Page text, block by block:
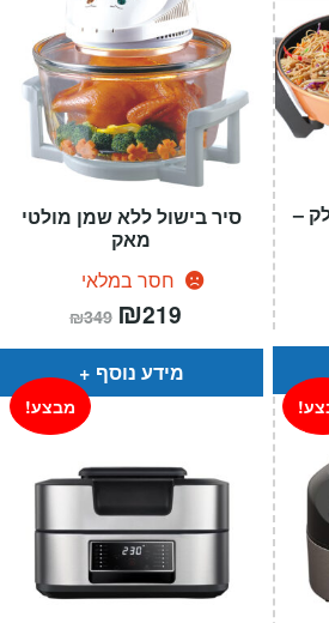
סיר בישול ללא שמן מולטי
מאק
חסר במלאי
₪349 המחיר
המקורי
היה:
₪349.
₪219
הוא:
מידע נוסף
–
מבצע!